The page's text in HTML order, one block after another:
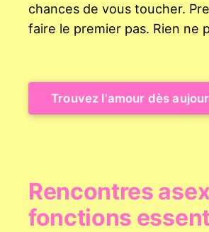
chances de vous toucher.
faire le premier pas. Rien ne
Trouvez l'amour dès
Rencontres
fonctions